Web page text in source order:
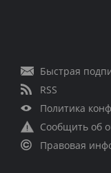
Быстрая
RSS
Политика
Сообщить об
Правовая